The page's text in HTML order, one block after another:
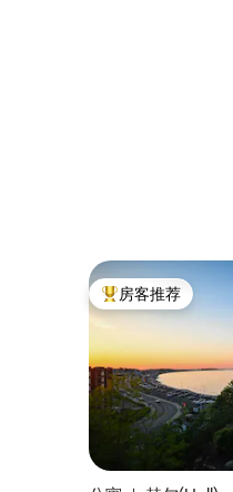
热门「房客推荐」
房客推荐